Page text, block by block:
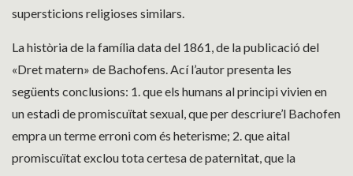
supersticions religioses similars.
La història de la família data del 1861, de la publicació del
«Dret matern» de Bachofens. Ací l’autor presenta les
següents conclusions: 1. que els humans al principi vivien en
un estadi de promiscuïtat sexual, que per descriure’l Bachofen
empra un terme erroni com és heterisme; 2. que aital
promiscuïtat exclou tota certesa de paternitat, que la